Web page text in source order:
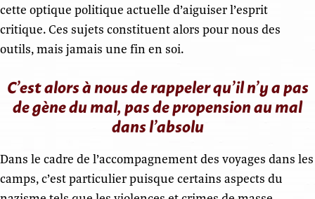
cette optique politique actuelle d’aiguiser l’esprit
critique. Ces sujets constituent alors pour nous des
outils, mais jamais une fin en soi.
C’est alors à nous de rappeler qu’il n’y a pas
de gène du mal, pas de propension au mal
dans l’absolu
Dans le cadre de l’accompagnement des voyages dans les
camps, c’est particulier puisque certains aspects du